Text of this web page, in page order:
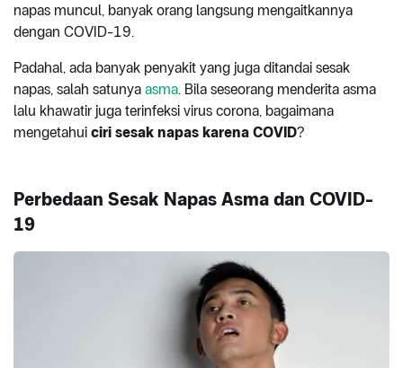
napas muncul, banyak orang langsung mengaitkannya
dengan COVID-19.
Padahal, ada banyak penyakit yang juga ditandai sesak
napas, salah satunya asma. Bila seseorang menderita asma
lalu khawatir juga terinfeksi virus corona, bagaimana
mengetahui ciri sesak napas karena COVID?
Perbedaan Sesak Napas Asma dan COVID-
19